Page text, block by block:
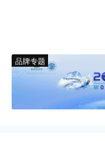
品牌专题